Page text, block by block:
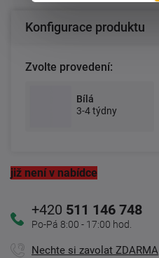
Konfigurace produktu
Zvolte provedení:
Bílá
3-4 týdny
již není v nabídce
+420 511 146 748
Po-Pá 8:00 - 17:00 hod.
Nechte si zavolat ZDARMA